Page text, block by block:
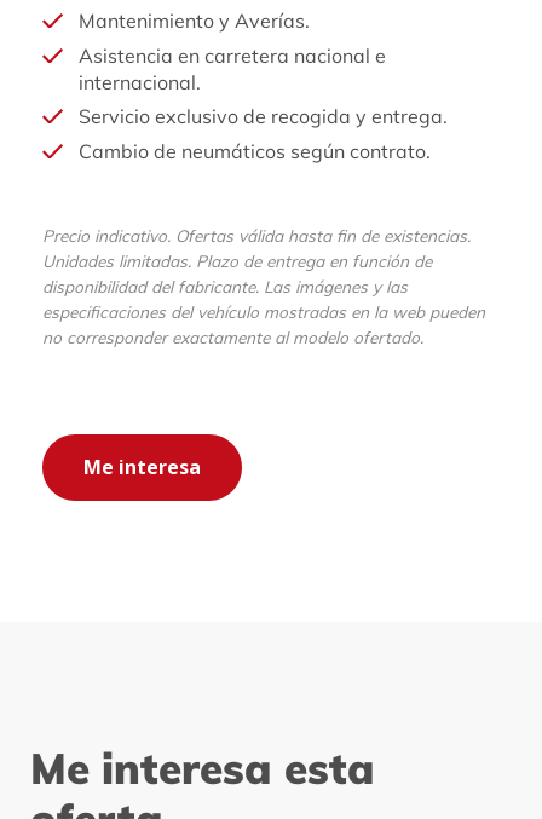
Mantenimiento y Averías.
Asistencia en carretera nacional e
internacional.
Servicio exclusivo de recogida y entrega.
Cambio de neumáticos según contrato.
Precio indicativo. Ofertas válida hasta fin de existencias.
Unidades limitadas. Plazo de entrega en función de
disponibilidad del fabricante. Las imágenes y las
especificaciones del vehículo mostradas en la web pueden
no corresponder exactamente al modelo ofertado.
Me interesa
Me interesa esta